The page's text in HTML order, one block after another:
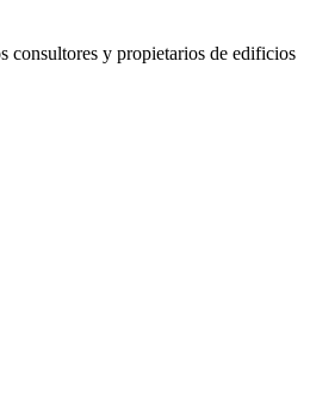
consultores y propietarios de edificios